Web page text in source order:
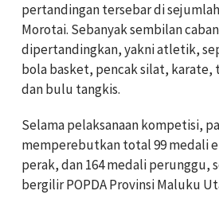
pertandingan tersebar di
Morotai. Sebanyak sembilan
dipertandingkan, yakni atletik,
bola basket, pencak silat,
dan bulu tangkis.
Selama pelaksanaan kompetisi,
memperebutkan total 99 medali
perak, dan 164 medali perunggu,
bergilir POPDA Provinsi Maluku